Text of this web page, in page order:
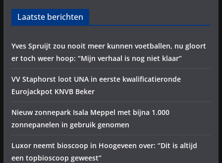
Laatste berichten
Yves Spruijt zou nooit meer kunnen voetballen, nu gloort
er toch weer hoop: “Mijn verhaal is nog niet klaar”
VV Staphorst loot UNA in eerste kwalificatieronde
Eurojackpot KNVB Beker
Nieuw zonnepark Isala Meppel met bijna 1.000
zonnepanelen in gebruik genomen
Luxor neemt bioscoop in Hoogeveen over: “Dit is altijd
een topbioscoop geweest”